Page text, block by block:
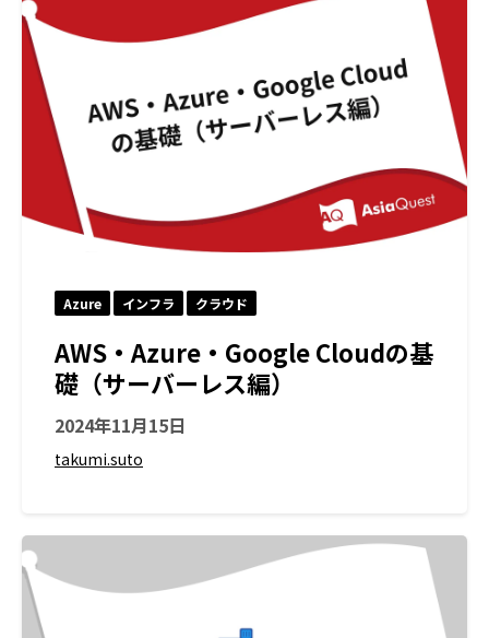
Azure インフラ クラウド
AWS・Azure・Google Cloudの基
礎（サーバーレス編）
2024年11月15日
takumi.suto